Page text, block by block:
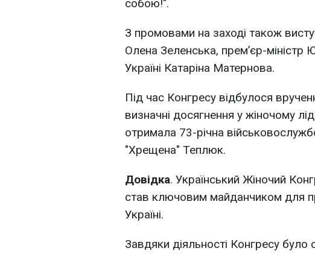
собою!".
З промовами на заході також
Олена Зеленська, прем’єр-
Україні Катаріна Матернова.
Під час Конгресу відбулося
визначні досягнення у жіночому
отримала 73-річна
"Хрещена" Теплюк.
Довідка. Український Жіночий
став ключовим майданчиком для
Україні.
Завдяки діяльності Конгресу